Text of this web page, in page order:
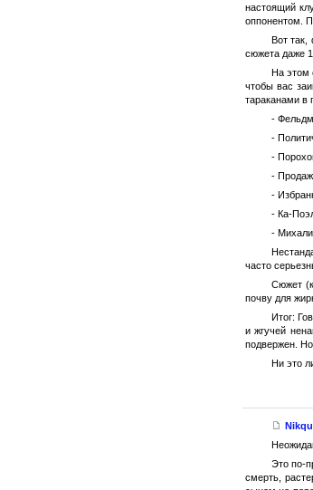
настоящий
оппонентом.
Вот так,
сюжета даже
На этом
чтобы вас
тараканами в
-
-
-
-
-
- Ка-
-
часто
Сюжет
почву для
Итог:
и жгучей
подвержен.
Ни это
Это по-
смерть,